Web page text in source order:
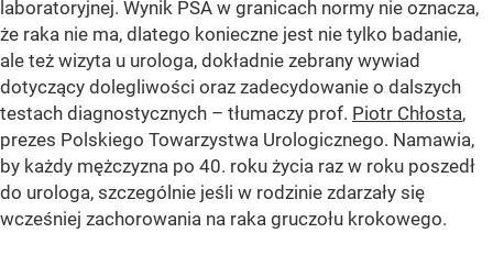
laboratoryjnej. Wynik PSA w granicach normy nie oznacza,
że raka nie ma, dlatego konieczne jest nie tylko badanie,
ale też wizyta u urologa, dokładnie zebrany wywiad
dotyczący dolegliwości oraz zadecydowanie o dalszych
testach diagnostycznych – tłumaczy prof. Piotr Chłosta,
prezes Polskiego Towarzystwa Urologicznego. Namawia,
by każdy mężczyzna po 40. roku życia raz w roku poszedł
do urologa, szczególnie jeśli w rodzinie zdarzały się
wcześniej zachorowania na raka gruczołu krokowego.